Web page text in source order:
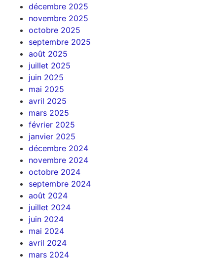
décembre 2025
novembre 2025
octobre 2025
septembre 2025
août 2025
juillet 2025
juin 2025
mai 2025
avril 2025
mars 2025
février 2025
janvier 2025
décembre 2024
novembre 2024
octobre 2024
septembre 2024
août 2024
juillet 2024
juin 2024
mai 2024
avril 2024
mars 2024